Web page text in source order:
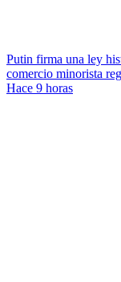
Putin firma una ley
comercio minorista
Hace 9 horas